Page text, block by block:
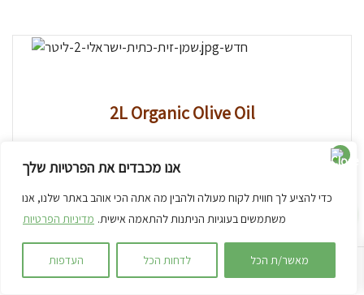
אנו מכבדים את הפרטיות שלך
כדי להציע לך חווית לקוח מעולה ולהבין מה אתה הכי אוהב באתר שלנו, אנו
משתמשים בעוגיות הניתנות להתאמה אישית. מדיניות הפרטיות
העדפות לדחות הכל מאשר/ת הכל
2L Organic Olive Oil
₪8.25
Home Cart Account Menu
0